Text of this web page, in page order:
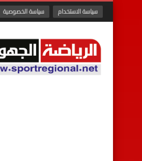
سياسة الاستخدام سياسة الخصوصية